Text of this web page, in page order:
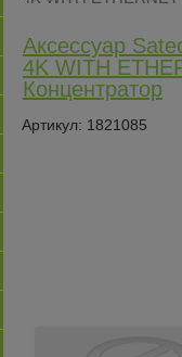
Аксессуар
4K WITH
Концентратор
Артикул: 1821085